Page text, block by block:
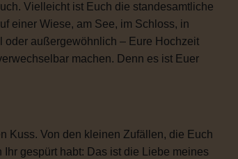
Vielleicht ist Euch die standesamtliche
einer Wiese, am See, im Schloss, in
oder außergewöhnlich – Eure Hochzeit
machen. Denn es ist Euer
Kuss. Von den kleinen Zufällen, die Euch
gespürt habt: Das ist die Liebe meines